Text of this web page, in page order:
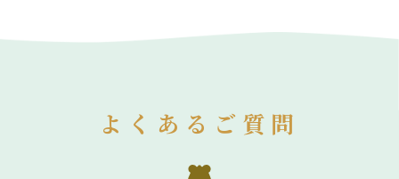
よくあるご質問